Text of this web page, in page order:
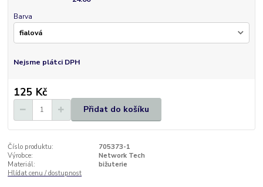
Barva
Nejsme plátci DPH
125 Kč
Přidat do košíku
Číslo produktu:
705373-1
Výrobce:
Network Tech
Materiál:
bižuterie
Hlídat cenu / dostupnost